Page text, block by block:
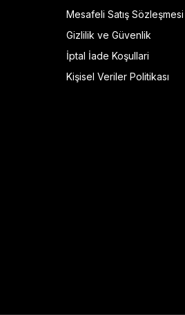
Mesafeli Satış Sözleşmesi
Gizlilik ve Güvenlik
İptal İade Koşullari
Kişisel Veriler Politikası